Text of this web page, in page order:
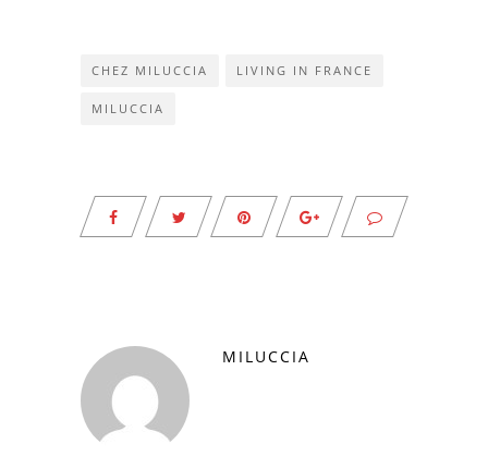
CHEZ MILUCCIA LIVING IN FRANCE
MILUCCIA
MILUCCIA